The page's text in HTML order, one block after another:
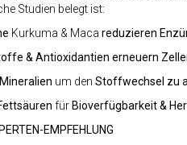
Studien belegt ist:
Kurkuma & Maca reduzieren
& Antioxidantien erneuern
um den Stoffwechsel zu
für Bioverfügbarkeit &
EMPFEHLUNG